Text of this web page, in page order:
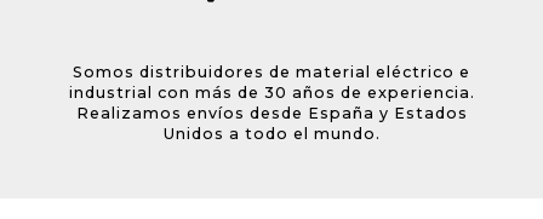
Somos distribuidores de material eléctrico e
industrial con más de 30 años de experiencia.
Realizamos envíos desde España y Estados
Unidos a todo el mundo.